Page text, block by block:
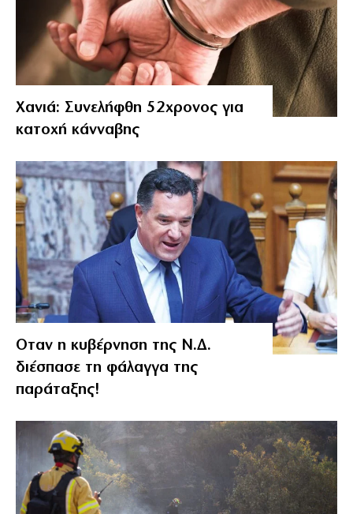
Χανιά: Συνελήφθη 52χρονος για
κατοχή κάνναβης
Οταν η κυβέρνηση της Ν.Δ.
διέσπασε τη φάλαγγα της
παράταξης!